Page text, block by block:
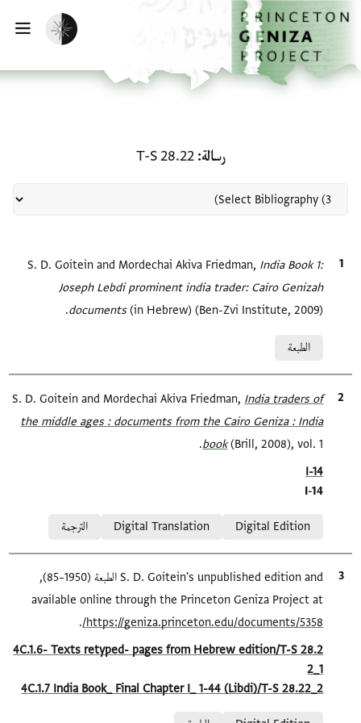
إلى المحتوى الرئيسي
الرئيسية
تفعيل الوضع المظلم
رسالة T-S 28.22
الاقتباس المرجعي S. D. Goitein and Mordechai Akiva Friedman,India Book 1:
Joseph Lebdi prominent india trader: Cairo Genizah
documents‎(in Hebrew) (Ben-Zvi Institute, 2009).
الطبعة
الاقتباس المرجعي S. D. Goitein and Mordechai Akiva Friedman,India traders of
the middle ages : documents from the Cairo Geniza : India
book(Brill, 2008), vol. 1.
Location in source
I-14
I-14
Digital Edition
Digital Translation الترجمة
الاقتباس المرجعي
S. D. Goitein's unpublished edition and الطبعة (1950–85),
available online through the Princeton Geniza Project at
https://geniza.princeton.edu/documents/5358/
.
Location in source
4C.1.6- Texts retyped- pages from Hebrew edition/T-S 28.2
2_1
4C.1.7 India Book_ Final Chapter I_ 1-44 (Libdi)/T-S 28.22_2